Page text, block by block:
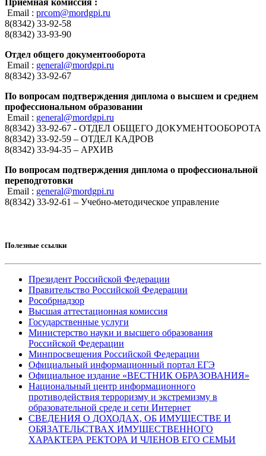
Email : prcom@mordgpi.ru
8(8342) 33-92-58
8(8342) 33-93-90
Отдел общего документооборота
Email : general@mordgpi.ru
8(8342) 33-92-67
По вопросам подтверждения диплома о высшем и среднем
профессиональном образовании
Email : general@mordgpi.ru
8(8342) 33-92-67 - ОТДЕЛ ОБЩЕГО ДОКУМЕНТООБОРОТА
8(8342) 33-92-59 – ОТДЕЛ КАДРОВ
8(8342) 33-94-35 – АРХИВ
По вопросам подтверждения диплома о профессиональной
переподготовки
Email : general@mordgpi.ru
8(8342) 33-92-61 – Учебно-методическое управление
Полезные ссылки
Президент Российской Федерации
Правительство Российской Федерации
Рособрнадзор
Высшая аттестационная комиссия
Государственные услуги
Министерство науки и высшего образования
Российской Федерации
Минпросвещения Российской Федерации
Официальный информационный портал ЕГЭ
Официальное издание «ВЕСТНИК ОБРАЗОВАНИЯ»
Национальный центр информационного
противодействия терроризму и экстремизму в
образовательной среде и сети Интернет
СВЕДЕНИЯ О ДОХОДАХ, ОБ ИМУЩЕСТВЕ И
ОБЯЗАТЕЛЬСТВАХ ИМУЩЕСТВЕННОГО
ХАРАКТЕРА РЕКТОРА И ЧЛЕНОВ ЕГО СЕМЬИ